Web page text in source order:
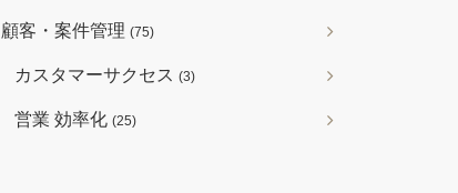
顧客・案件管理 (75)
カスタマーサクセス (3)
営業 効率化 (25)